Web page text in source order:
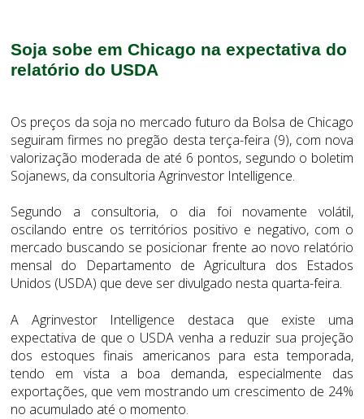
Soja sobe em Chicago na expectativa do
relatório do USDA
Os preços da soja no mercado futuro da Bolsa de Chicago
seguiram firmes no pregão desta terça-feira (9), com nova
valorização moderada de até 6 pontos, segundo o boletim
Sojanews, da consultoria Agrinvestor Intelligence.
Segundo a consultoria, o dia foi novamente volátil,
oscilando entre os territórios positivo e negativo, com o
mercado buscando se posicionar frente ao novo relatório
mensal do Departamento de Agricultura dos Estados
Unidos (USDA) que deve ser divulgado nesta quarta-feira.
A Agrinvestor Intelligence destaca que existe uma
expectativa de que o USDA venha a reduzir sua projeção
dos estoques finais americanos para esta temporada,
tendo em vista a boa demanda, especialmente das
exportações, que vem mostrando um crescimento de 24%
no acumulado até o momento.